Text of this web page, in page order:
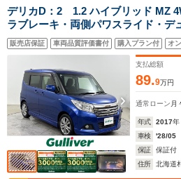
デリカD：2 1.2 ハイブリッド MZ
ラブレーキ・両側パワスライド・
キサポート・クルーズコントロール
ラーダCN-RA03D・DVD・CD・BT
販売店保証 車両品質評価書付 購入プラン付 オ
支払総額
89.9万円
通常ローン 月
年式 2017年
車検
'28/05
保証
保証付
住所
北海道